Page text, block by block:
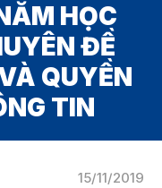
HỌC
ĐỀ
QUYỀN
TIN
15/11/2019